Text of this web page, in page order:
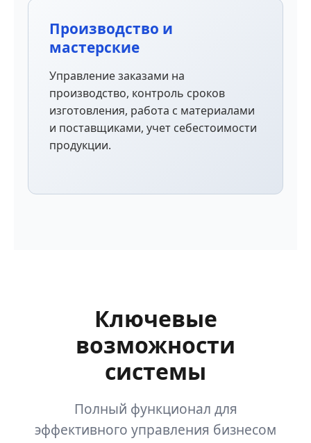
Производство и
мастерские
Управление заказами на
производство, контроль сроков
изготовления, работа с материалами
и поставщиками, учет себестоимости
продукции.
Ключевые
возможности
системы
Полный функционал для
эффективного управления бизнесом